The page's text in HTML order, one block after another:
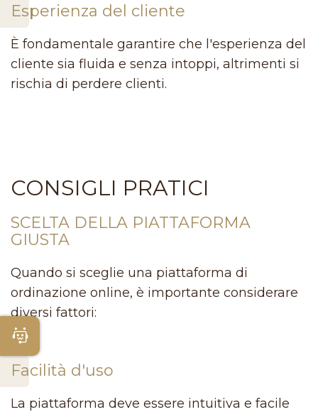
Esperienza del cliente
È fondamentale garantire che l'esperienza del
cliente sia fluida e senza intoppi, altrimenti si
rischia di perdere clienti.
CONSIGLI PRATICI
SCELTA DELLA PIATTAFORMA
GIUSTA
Quando si sceglie una piattaforma di
ordinazione online, è importante considerare
diversi fattori:
Facilità d'uso
La piattaforma deve essere intuitiva e facile